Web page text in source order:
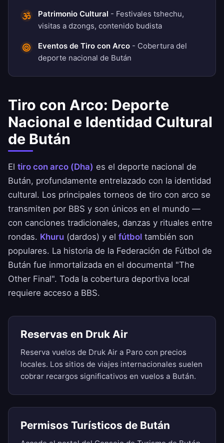
Patrimonio Cultural - Festivales tshechu,
visitas a dzongs, contenido budista
Eventos de Tiro con Arco - Cobertura del
deporte nacional de Bután
Tiro con Arco: Deporte
Nacional e Identidad Cultural
de Bután
El tiro con arco (Dha) es el deporte nacional de
Bután, profundamente entrelazado con la identidad
cultural. Los principales torneos de tiro con arco se
transmiten por BBS y son únicos en el mundo —
con canciones tradicionales, danzas y rituales entre
rondas. Khuru (dardos) y el fútbol también son
populares. La historia de la Federación de Fútbol de
Bután fue inmortalizada en el documental "The
Other Final". Toda la cobertura deportiva local
requiere acceso a BBS.
Reservas en Druk Air
Reserva vuelos de Druk Air a Paro con precios
locales. Los sitios de viajes internacionales suelen
cobrar recargos significativos en vuelos a Bután.
Permisos Turísticos de Bután